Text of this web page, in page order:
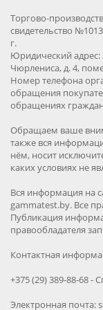
Торгово-
свидетельство
г.
Юридический адрес:
Чюрлениса, д. 4,
Номер телефона
обращения
обращениях
Обращаем ваше
также вся
нём, носит
каких условиях не
Вся информация на
gammatest.by. Все
Публикация
правообладателя
Контактная
+375 (29) 389-88-68 -
Электронная почта: